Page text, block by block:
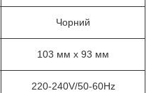
Чорний
103 мм x 93 мм
220-240V/50-60Hz